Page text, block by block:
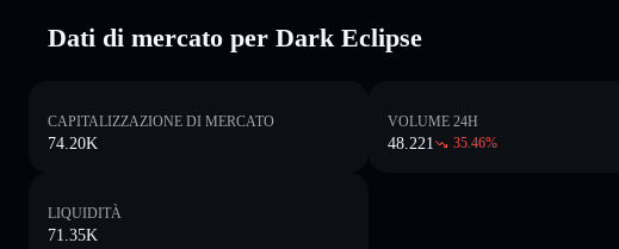
Dati di mercato per Dark Eclipse
CAPITALIZZAZIONE DI MERCATO
74.20K
VOLUME 24H
48.221 35.46%
LIQUIDITÀ
71.35K